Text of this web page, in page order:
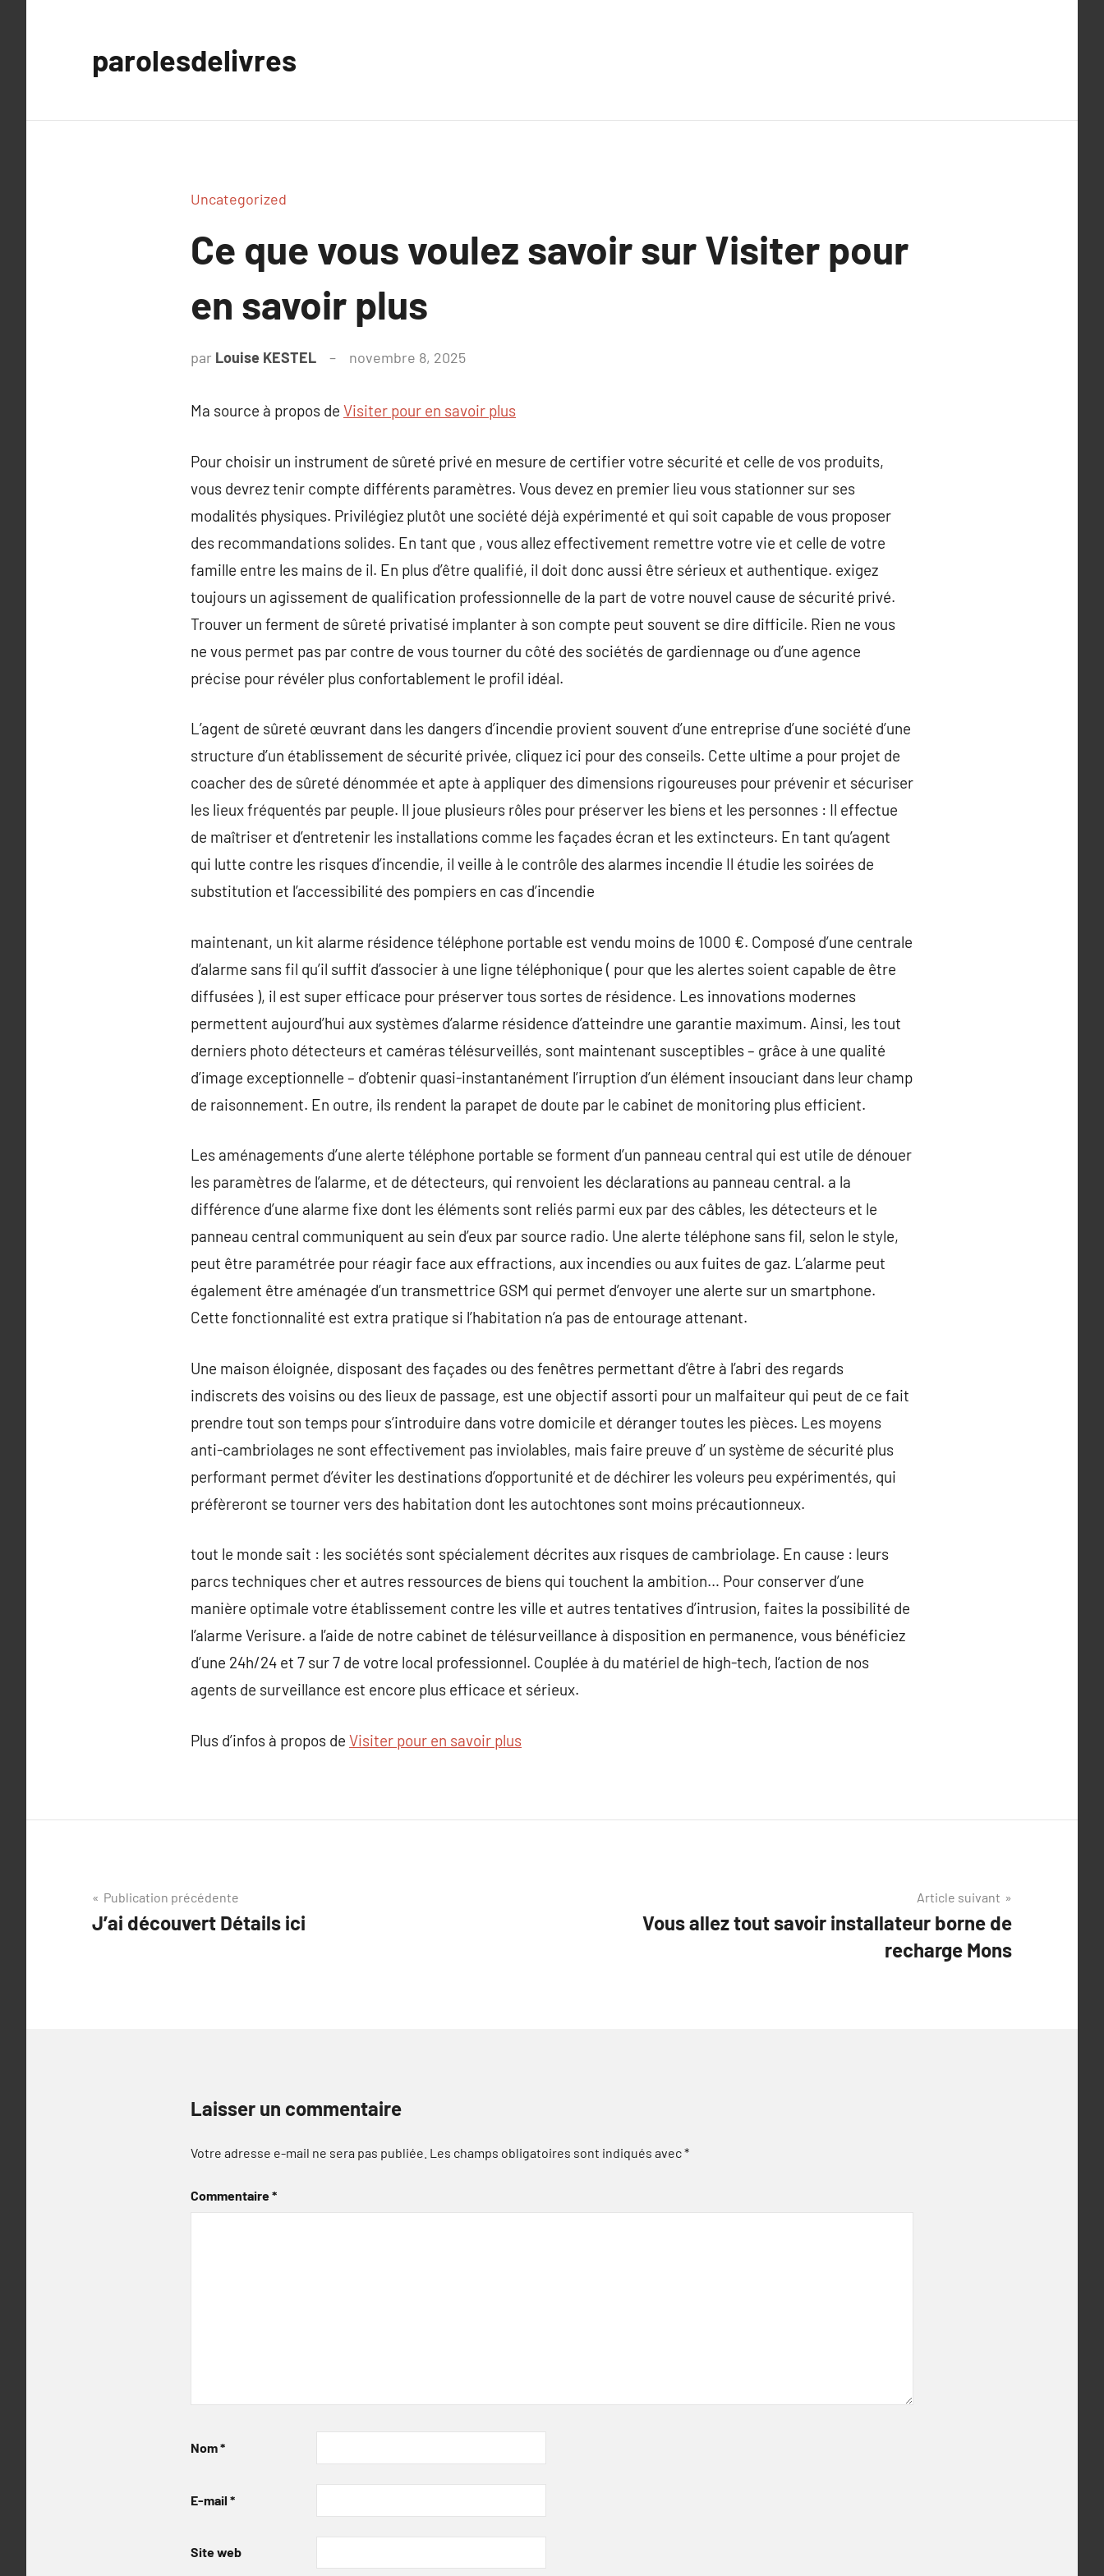
parolesdelivres
Uncategorized
Ce que vous voulez savoir sur Visiter pour
en savoir plus
par Louise KESTEL novembre 8, 2025
Ma source à propos de Visiter pour en savoir plus
Pour choisir un instrument de sûreté privé en mesure de certifier votre sécurité et celle de vos produits,
vous devrez tenir compte différents paramètres. Vous devez en premier lieu vous stationner sur ses
modalités physiques. Privilégiez plutôt une société déjà expérimenté et qui soit capable de vous proposer
des recommandations solides. En tant que , vous allez effectivement remettre votre vie et celle de votre
famille entre les mains de il. En plus d’être qualifié, il doit donc aussi être sérieux et authentique. exigez
toujours un agissement de qualification professionnelle de la part de votre nouvel cause de sécurité privé.
Trouver un ferment de sûreté privatisé implanter à son compte peut souvent se dire difficile. Rien ne vous
ne vous permet pas par contre de vous tourner du côté des sociétés de gardiennage ou d’une agence
précise pour révéler plus confortablement le profil idéal.
L’agent de sûreté œuvrant dans les dangers d’incendie provient souvent d’une entreprise d’une société d’une
structure d’un établissement de sécurité privée, cliquez ici pour des conseils. Cette ultime a pour projet de
coacher des de sûreté dénommée et apte à appliquer des dimensions rigoureuses pour prévenir et sécuriser
les lieux fréquentés par peuple. Il joue plusieurs rôles pour préserver les biens et les personnes : Il effectue
de maîtriser et d’entretenir les installations comme les façades écran et les extincteurs. En tant qu’agent
qui lutte contre les risques d’incendie, il veille à le contrôle des alarmes incendie Il étudie les soirées de
substitution et l’accessibilité des pompiers en cas d’incendie
maintenant, un kit alarme résidence téléphone portable est vendu moins de 1000 €. Composé d’une centrale
d’alarme sans fil qu’il suffit d’associer à une ligne téléphonique ( pour que les alertes soient capable de être
diffusées ), il est super efficace pour préserver tous sortes de résidence. Les innovations modernes
permettent aujourd’hui aux systèmes d’alarme résidence d’atteindre une garantie maximum. Ainsi, les tout
derniers photo détecteurs et caméras télésurveillés, sont maintenant susceptibles – grâce à une qualité
d’image exceptionnelle – d’obtenir quasi-instantanément l’irruption d’un élément insouciant dans leur champ
de raisonnement. En outre, ils rendent la parapet de doute par le cabinet de monitoring plus efficient.
Les aménagements d’une alerte téléphone portable se forment d’un panneau central qui est utile de dénouer
les paramètres de l’alarme, et de détecteurs, qui renvoient les déclarations au panneau central. a la
différence d’une alarme fixe dont les éléments sont reliés parmi eux par des câbles, les détecteurs et le
panneau central communiquent au sein d’eux par source radio. Une alerte téléphone sans fil, selon le style,
peut être paramétrée pour réagir face aux effractions, aux incendies ou aux fuites de gaz. L’alarme peut
également être aménagée d’un transmettrice GSM qui permet d’envoyer une alerte sur un smartphone.
Cette fonctionnalité est extra pratique si l’habitation n’a pas de entourage attenant.
Une maison éloignée, disposant des façades ou des fenêtres permettant d’être à l’abri des regards
indiscrets des voisins ou des lieux de passage, est une objectif assorti pour un malfaiteur qui peut de ce fait
prendre tout son temps pour s’introduire dans votre domicile et déranger toutes les pièces. Les moyens
anti-cambriolages ne sont effectivement pas inviolables, mais faire preuve d’ un système de sécurité plus
performant permet d’éviter les destinations d’opportunité et de déchirer les voleurs peu expérimentés, qui
préfèreront se tourner vers des habitation dont les autochtones sont moins précautionneux.
tout le monde sait : les sociétés sont spécialement décrites aux risques de cambriolage. En cause : leurs
parcs techniques cher et autres ressources de biens qui touchent la ambition… Pour conserver d’une
manière optimale votre établissement contre les ville et autres tentatives d’intrusion, faites la possibilité de
l’alarme Verisure. a l’aide de notre cabinet de télésurveillance à disposition en permanence, vous bénéficiez
d’une 24h/24 et 7 sur 7 de votre local professionnel. Couplée à du matériel de high-tech, l’action de nos
agents de surveillance est encore plus efficace et sérieux.
Plus d’infos à propos de Visiter pour en savoir plus
Navigation
de
Publication précédente
J’ai découvert Détails ici
Article suivant
Vous allez tout savoir installateur borne de
recharge Mons
Laisser un commentaire
Votre adresse e-mail ne sera pas publiée. Les champs obligatoires sont indiqués avec*
Commentaire*
Nom*
E-mail *
Site web